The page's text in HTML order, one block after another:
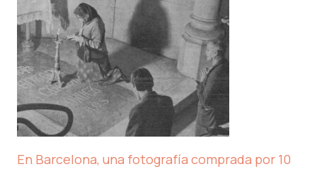
En Barcelona, ​​una fotografía comprada por 10